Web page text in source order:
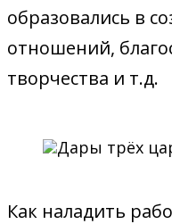
образовались в
отношений,
творчества и т.д.
Как наладить